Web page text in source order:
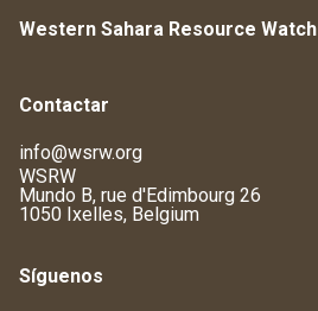
Western Sahara Resource Watch
Contactar
info@wsrw.org
WSRW
Mundo B, rue d'Edimbourg 26
1050 Ixelles, Belgium
Síguenos